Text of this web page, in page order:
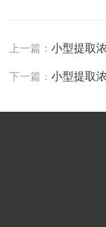
上一篇：小型提取浓
下一篇：小型提取浓